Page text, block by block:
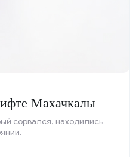
Махачкалы
сорвался, находились